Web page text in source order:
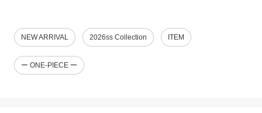
NEW ARRIVAL 2026ss Collection ITEM
ー ONE-PIECE ー